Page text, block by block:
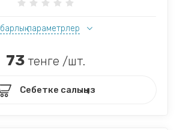
барлық параметрлер
73 тенге /шт.
Себетке салыңыз